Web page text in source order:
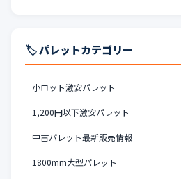
🏷️ パレットカテゴリー
小ロット激安パレット
1,200円以下激安パレット
中古パレット最新販売情報
1800mm大型パレット